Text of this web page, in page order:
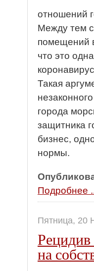
отношений
Между тем
помещений
что это
Такая
города
защитника
бизнес,
нормы.
Подробнее
Пятница, 20
Рецидив
на